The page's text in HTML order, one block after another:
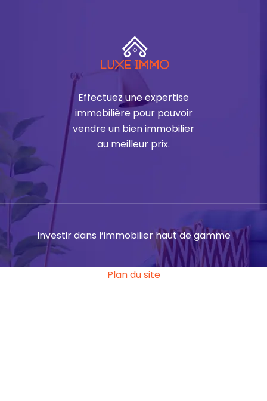
Effectuez une expertise
immobilière pour pouvoir
vendre un bien immobilier
au meilleur prix.
Investir dans l’immobilier haut de gamme
Plan du site